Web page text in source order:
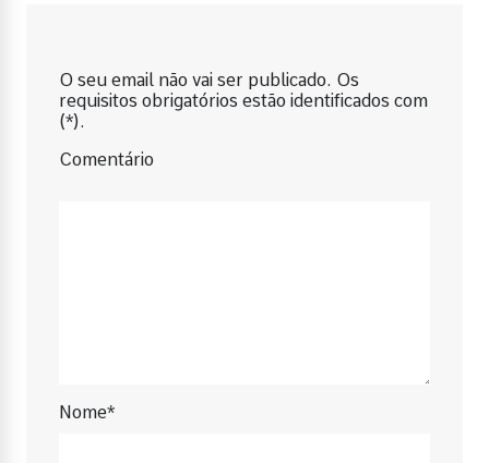
O seu email não vai ser publicado. Os
requisitos obrigatórios estão identificados com
(*).
Comentário
Nome*